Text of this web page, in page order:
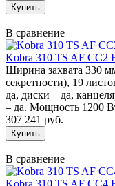
В сравнение
Kobra 310 TS AF CC2
Ширина захвата 330
секретности), 19
да, диски – да,
– да. Мощность 1200
307 241 руб.
В сравнение
Kobra 310 TS AF CC4